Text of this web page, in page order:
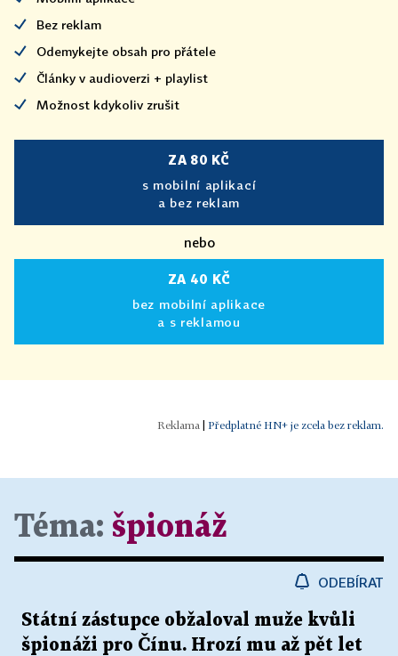
Bez reklam
Odemykejte obsah pro přátele
Články v audioverzi + playlist
Možnost kdykoliv zrušit
ZA 80 KČ
s mobilní aplikací
a bez reklam
nebo
ZA 40 KČ
bez mobilní aplikace
a s reklamou
Předplatné HN+ je zcela bez reklam.
Téma: špionáž
ODEBÍRAT
Státní zástupce obžaloval muže kvůli
špionáži pro Čínu. Hrozí mu až pět let